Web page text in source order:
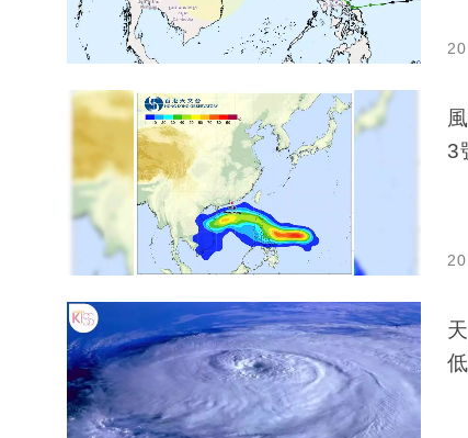
3